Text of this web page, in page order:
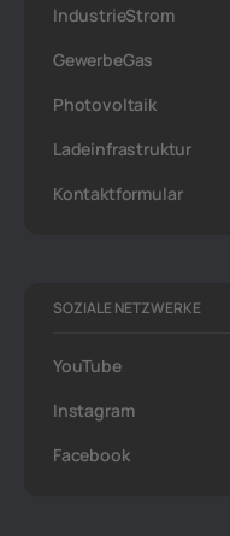
IndustrieStrom
GewerbeGas
Photovoltaik
Ladeinfrastruktur
Kontaktformular
SOZIALE NETZWERKE
YouTube
Instagram
Facebook